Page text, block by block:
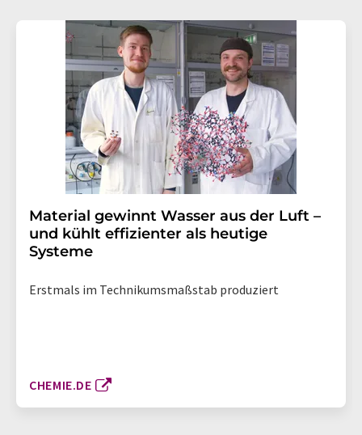
Material gewinnt Wasser aus der Luft –
und kühlt effizienter als heutige
Systeme
Erstmals im Technikumsmaßstab produziert
CHEMIE.DE